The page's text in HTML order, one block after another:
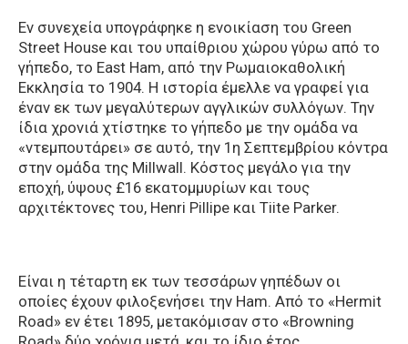
Εν συνεχεία υπογράφηκε η ενοικίαση του Green
Street House και του υπαίθριου χώρου γύρω από το
γήπεδο, το East Ham, από την Ρωμαιοκαθολική
Εκκλησία το 1904. Η ιστορία έμελλε να γραφεί για
έναν εκ των μεγαλύτερων αγγλικών συλλόγων. Την
ίδια χρονιά χτίστηκε το γήπεδο με την ομάδα να
«ντεμπουτάρει» σε αυτό, την 1η Σεπτεμβρίου κόντρα
στην ομάδα της Millwall. Κόστος μεγάλο για την
εποχή, ύψους £16 εκατομμυρίων και τους
αρχιτέκτονες του, Henri Pillipe και Tiite Parker.
Είναι η τέταρτη εκ των τεσσάρων γηπέδων οι
οποίες έχουν φιλοξενήσει την Ham. Από το «Hermit
Road» εν έτει 1895, μετακόμισαν στο «Browning